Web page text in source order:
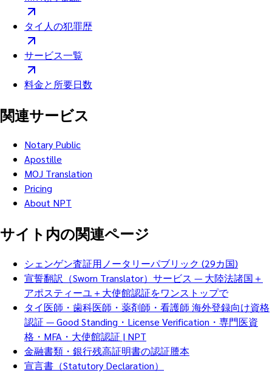
タイ人の犯罪歴
サービス一覧
料金と所要日数
関連サービス
Notary Public
Apostille
MOJ Translation
Pricing
About NPT
サイト内の関連ページ
シェンゲン査証用ノータリーパブリック (29カ国)
宣誓翻訳（Sworn Translator）サービス — 大陸法諸国＋
アポスティーユ＋大使館認証をワンストップで
タイ医師・歯科医師・薬剤師・看護師 海外登録向け資格
認証 — Good Standing・License Verification・専門医資
格・MFA・大使館認証 | NPT
金融書類・銀行残高証明書の認証謄本
宣言書（Statutory Declaration）